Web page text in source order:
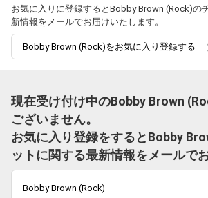
お気に入りに登録するとBobby Brown (Rock)の
新情報をメールでお届けいたします。
Bobby Brown (Rock)をお気に入り登録する
現在受け付け中のBobby Brown
ございません。
お気に入り登録をするとBobby
ットに関する最新情報をメールで
Bobby Brown (Rock)